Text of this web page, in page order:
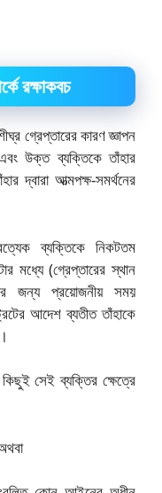
রক্ষাকবচ
গ্রেপ্তারের কারণ জ্ঞাপন
উক্ত ব্যক্তিকে তাঁহার
দ্বারা আত্মপক্ষ-সমর্থনের
ব্যক্তিকে নিকটতম
মধ্যে (গ্রেপ্তারের স্থান
জন্য প্রয়োজনীয় সময়
আদেশ ব্যতীত তাঁহাকে
সেই ব্যক্তির ক্ষেত্রে